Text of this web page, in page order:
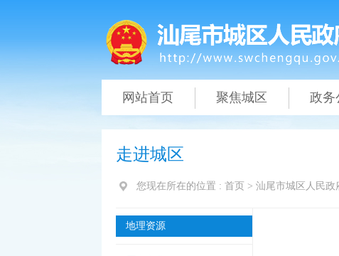
网站首页 聚焦城区 政务
走进城区
您现在所在的位置 : 首页 > 汕尾市城区人民政
地理资源